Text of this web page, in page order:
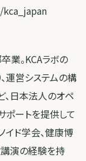
業。KCAラボの
運営システムの構
、日本法人のオペ
ポートを提供して
イド学会、健康博
講演の経験を持